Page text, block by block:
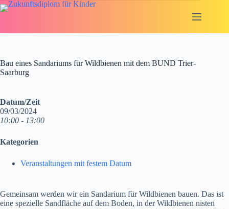
Zum
Inhalt
Bau eines Sandariums für Wildbienen mit dem BUND Trier-
Saarburg
Datum/Zeit
09/03/2024
10:00 - 13:00
Kategorien
Veranstaltungen mit festem Datum
Gemeinsam werden wir ein Sandarium für Wildbienen bauen. Das ist
eine spezielle Sandfläche auf dem Boden, in der Wildbienen nisten